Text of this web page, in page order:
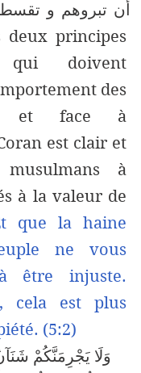
qui doivent
des
et face à
est clair et
à
à la valeur de
que la haine
ne vous
être injuste.
cela est plus
(5:2)
وَلَا يَجْرِمَنَّكُمْ